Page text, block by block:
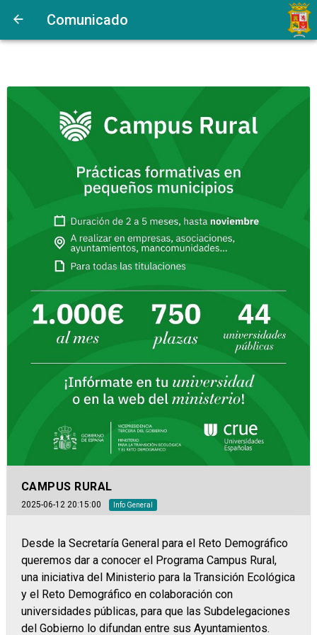
Comunicado
CAMPUS RURAL
2025-06-12 20:15:00 Info General
Desde la Secretaría General para el Reto Demográfico
queremos dar a conocer el Programa Campus Rural,
una iniciativa del Ministerio para la Transición Ecológica
y el Reto Demográfico en colaboración con
universidades públicas, para que las Subdelegaciones
del Gobierno lo difundan entre sus Ayuntamientos.